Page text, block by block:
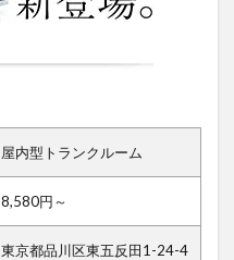
屋内型トランクルーム
8,580円～
東京都品川区東五反田1-24-4